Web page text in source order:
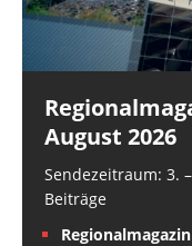
August 2026
Sendezeitraum: 3.
Beiträge